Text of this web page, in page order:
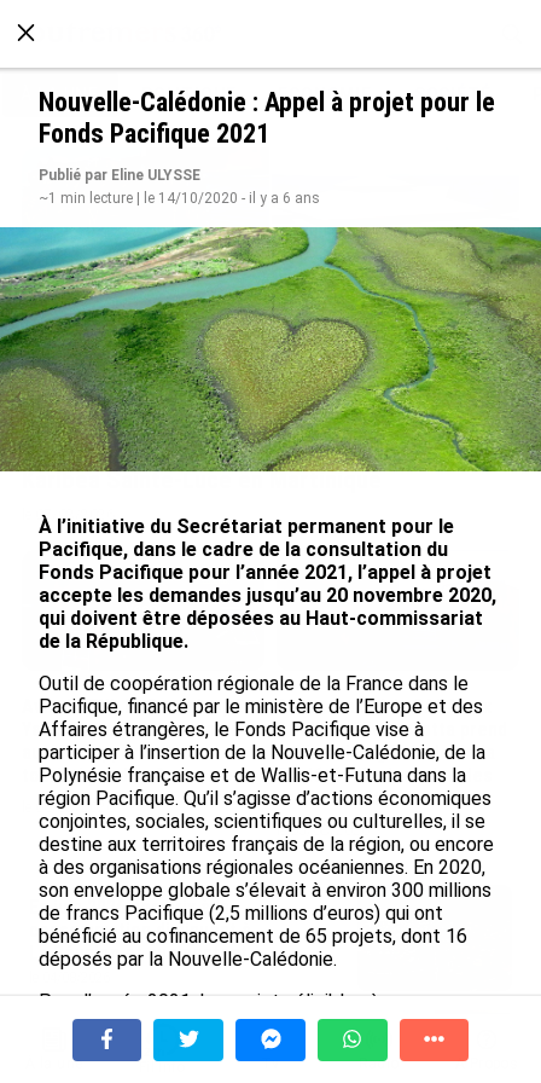
À LA UNE POLITIQUE ECONOMIE SOCIÉTÉ
De Messi à Trump : l’expérience internationale
du Martiniquais Benoît Etinof au service du
Karibea Sainte-Luce en Martinique
le 07/08/2026
Avec VEENI, le Guadeloupéen
Yanis Foy entend participer
au développement
touristique des Outre-mer
le 06/08/2026
Après 5 ans à la SARA aux
Antilles, Olivier Cotta prend
la direction générale de la
Société Réunionnaise des
Produits Pétroliers
le 05/08/2026
En juin 2026, les prix à la
consommation diminuent à
La Réunion et augmentent à ...
INTERVIEW. À Wallis-et-Futuna, un
tourisme authentique et durable en
À la une Tv Radio A Propos
Nouvelle-Calédonie : Appel à projet pour le
Fonds Pacifique 2021
Publié par Eline ULYSSE
~1 min lecture | le 14/10/2020 - il y a 6 ans
À l’initiative du Secrétariat permanent pour le
Pacifique, dans le cadre de la consultation du
Fonds Pacifique pour l’année 2021, l’appel à projet
accepte les demandes jusqu’au 20 novembre 2020,
qui doivent être déposées au Haut-commissariat
de la République.
Outil de coopération régionale de la France dans le
Pacifique, financé par le ministère de l’Europe et des
Affaires étrangères, le Fonds Pacifique vise à
participer à l’insertion de la Nouvelle-Calédonie, de la
Polynésie française et de Wallis-et-Futuna dans la
région Pacifique. Qu’il s’agisse d’actions économiques
conjointes, sociales, scientifiques ou culturelles, il se
destine aux territoires français de la région, ou encore
à des organisations régionales océaniennes. En 2020,
son enveloppe globale s’élevait à environ 300 millions
de francs Pacifique (2,5 millions d’euros) qui ont
bénéficié au cofinancement de 65 projets, dont 16
déposés par la Nouvelle-Calédonie.
Pour l’année 2021, les projets éligibles à un
financement doivent être orientés vers l’insertion des
collectivités d’outre-mer dans la région. Dans ce